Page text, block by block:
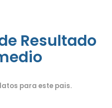
Resultado
para este pais.